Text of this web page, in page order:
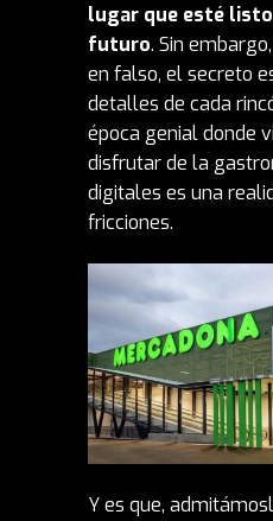
lugar que esté
futuro. Sin
en falso, el secreto
detalles de cada
época genial donde
disfrutar de la
digitales es una
fricciones.
Y es que,